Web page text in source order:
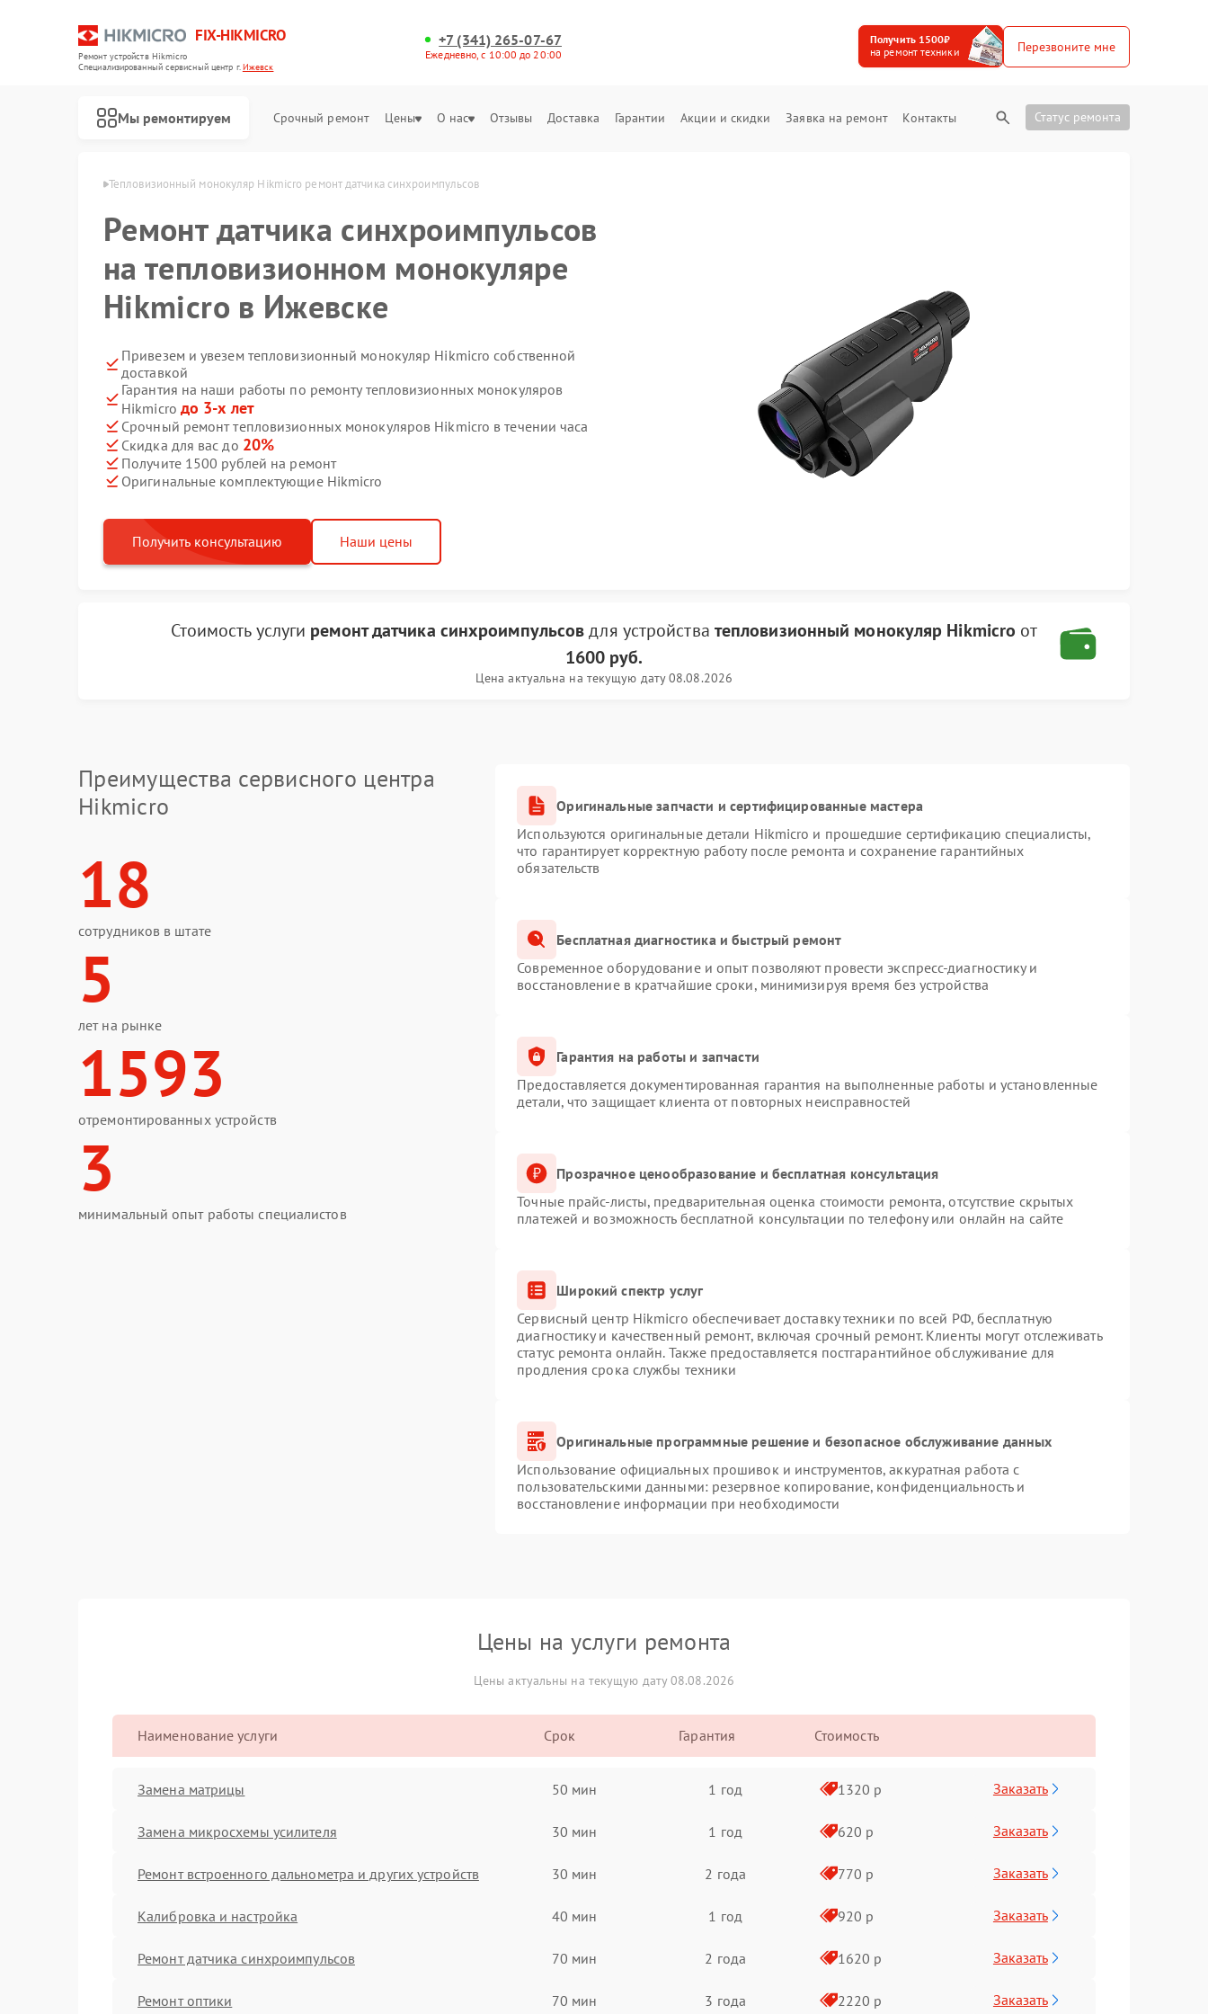
FIX-HIKMICRO
Ремонт устройств Hikmicro
Специализированный cервисный центр г.Ижевск
+7 (341) 265-07-67
Ежедневно, с 10:00 до 20:00
Получить 1500₽
на ремонт техники
Перезвоните мне
Мы ремонтируем Срочный ремонт Цены О нас Отзывы Доставка Гарантии Акции и скидки Заявка на ремонт Контакты Статус ремонта
Тепловизионный монокуляр Hikmicro ремонт датчика синхроимпульсов
Ремонт датчика синхроимпульсов
на тепловизионном монокуляре
Hikmicro в Ижевске
Привезем и увезем тепловизионный монокуляр Hikmicro собственной
доставкой
Гарантия на наши работы по ремонту тепловизионных монокуляров
Hikmicro до 3-х лет
Срочный ремонт тепловизионных монокуляров Hikmicro в течении часа
Скидка для вас до 20%
Получите 1500 рублей на ремонт
Оригинальные комплектующие Hikmicro
Получить консультацию Наши цены
Стоимость услуги ремонт датчика синхроимпульсовдля устройства тепловизионный монокуляр Hikmicro от
1600 руб.
Цена актуальна на текущую дату 08.08.2026
Преимущества сервисного центра
Hikmicro
18
сотрудников в штате
5
лет на рынке
1593
отремонтированных устройств
3
минимальный опыт работы специалистов
Оригинальные запчасти и сертифицированные мастера
Используются оригинальные детали Hikmicro и прошедшие сертификацию специалисты,
что гарантирует корректную работу после ремонта и сохранение гарантийных
обязательств
Бесплатная диагностика и быстрый ремонт
Современное оборудование и опыт позволяют провести экспресс-диагностику и
восстановление в кратчайшие сроки, минимизируя время без устройства
Гарантия на работы и запчасти
Предоставляется документированная гарантия на выполненные работы и установленные
детали, что защищает клиента от повторных неисправностей
Прозрачное ценообразование и бесплатная консультация
Точные прайс-листы, предварительная оценка стоимости ремонта, отсутствие скрытых
платежей и возможность бесплатной консультации по телефону или онлайн на сайте
Широкий спектр услуг
Сервисный центр Hikmicro обеспечивает доставку техники по всей РФ, бесплатную
диагностику и качественный ремонт, включая срочный ремонт. Клиенты могут отслеживать
статус ремонта онлайн. Также предоставляется постгарантийное обслуживание для
продления срока службы техники
Оригинальные программные решение и безопасное обслуживание данных
Использование официальных прошивок и инструментов, аккуратная работа с
пользовательскими данными: резервное копирование, конфиденциальность и
восстановление информации при необходимости
Цены на услуги ремонта
Цены актуальны на текущую дату 08.08.2026
Наименование услуги Срок Гарантия Стоимость
Замена матрицы 50 мин 1 год 1320 р Заказать
Замена микросхемы усилителя 30 мин 1 год 620 р Заказать
Ремонт встроенного дальнометра и других устройств 30 мин 2 года 770 р Заказать
Калибровка и настройка 40 мин 1 год 920 р Заказать
Ремонт датчика синхроимпульсов 70 мин 2 года 1620 р Заказать
Ремонт оптики 70 мин 3 года 2220 р Заказать